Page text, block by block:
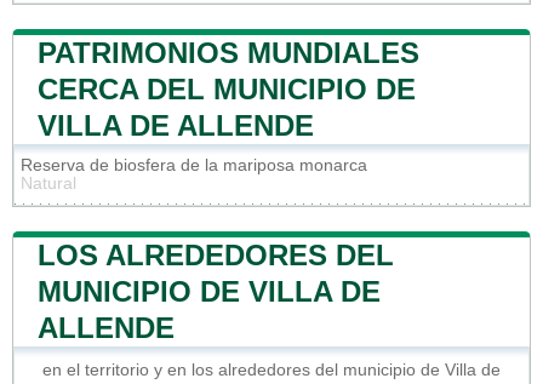
PATRIMONIOS MUNDIALES
CERCA DEL MUNICIPIO DE
VILLA DE ALLENDE
Reserva de biosfera de la mariposa monarca
Natural
LOS ALREDEDORES DEL
MUNICIPIO DE VILLA DE
ALLENDE
en el territorio y en los alrededores del municipio de Villa de